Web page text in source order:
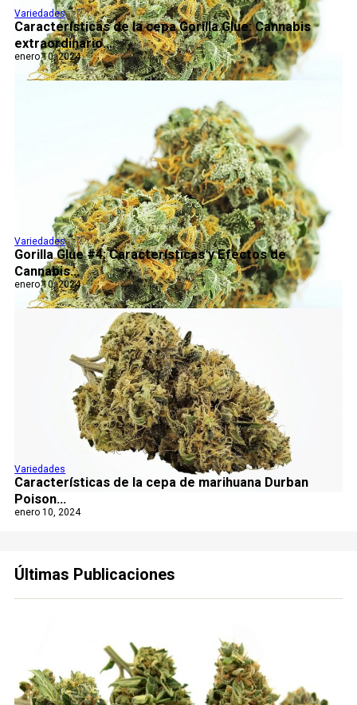
Características de la cepa Gorilla Glue: Cannabis
extraordinario...
Variedades
enero 10, 2024
Gorilla Glue #4: Características y Efectos de
Cannabis...
Variedades
enero 10, 2024
Características de la cepa de marihuana Durban
Poison...
Variedades
enero 10, 2024
Últimas Publicaciones